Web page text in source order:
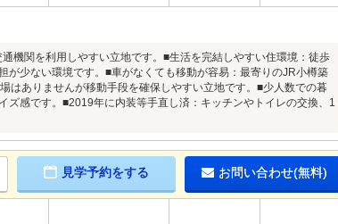
機関を利用しやすい立地です。■生活を完結しやすい住環境：徒歩
が少ない環境です。■車がなくても移動が容易：最寄りのJR小樽築
はありませんが移動手段を確保しやすい立地です。■少人数での暮
ズ感です。■2019年に内装等手直し済：キッチンやトイレの交換、1
見学予約をする お問い合わせ(無料)